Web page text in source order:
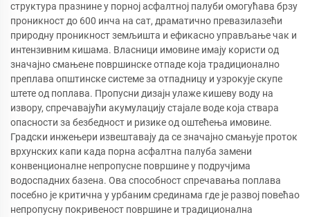
структура празнине у порној асфалтној палуби омогућава брзу
проникност до 600 инча на сат, драматично превазилазећи
природну проникност земљишта и ефикасно управљање чак и
интензивним кишама. Власници имовине имају користи од
значајно смањене површинске отпаде која традиционално
преплава општинске системе за отпадницу и узрокује скупе
штете од поплава. Пропусни дизајн улаже кишеву воду на
извору, спречавајући акумулацију стајале воде која ствара
опасности за безбедност и ризике од оштећења имовине.
Градски инжењери извештавају да се значајно смањује проток
врхунских капи када порна асфалтна палуба замени
конвенционалне непропусне површине у подручјима
водоспадних базена. Ова способност спречавања поплава
посебно је критична у урбаним срединама где је развој повећао
непропусну покривеност површине и традиционална